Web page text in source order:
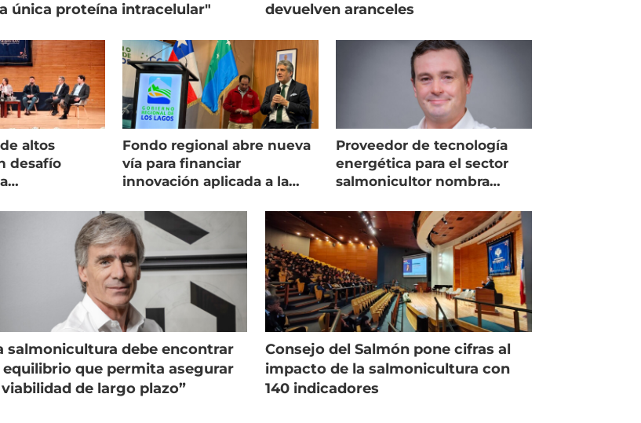
única proteína intracelular"
devuelven aranceles
altos
desafío
Fondo regional abre nueva
vía para financiar
innovación aplicada a la
Proveedor de tecnología
energética para el sector
salmonicultor nombra
salmonicultura debe encontrar
equilibrio que permita asegurar
de largo plazo”
Consejo del Salmón pone cifras al
impacto de la salmonicultura con
140 indicadores